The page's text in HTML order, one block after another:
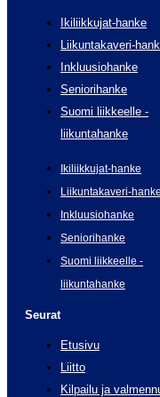
Ikiliikkujat-hanke
Liikuntakaveri-
Inkluusiohanke
Seniorihanke
Suomi liikkeelle -
liikuntahanke
Ikiliikkujat-hanke
Liikuntakaveri-hanke
Inkluusiohanke
Seniorihanke
Suomi liikkeelle -
liikuntahanke
Seurat
Etusivu
Liitto
Kilpailu ja